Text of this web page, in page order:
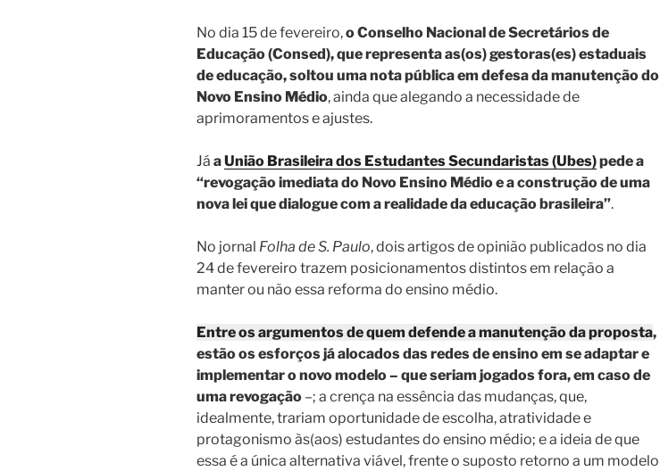
No dia 15 de fevereiro,o Conselho Nacional de Secretários de
Educação (Consed), que representa as(os) gestoras(es) estaduais
de educação, soltou uma nota pública em defesa da manutenção do
Novo Ensino Médio, ainda que alegando a necessidade de
aprimoramentos e ajustes.
Já aUnião Brasileira dos Estudantes Secundaristas (Ubes)pede a
“revogação imediata do Novo Ensino Médio e a construção de uma
nova lei que dialogue com a realidade da educação brasileira”.
No jornal Folha de S. Paulo, dois artigos de opinião publicados no dia
24 de fevereiro trazem posicionamentos distintos em relação a
manter ou não essa reforma do ensino médio.
Entre os argumentos de quem defende a manutenção da proposta,
estão os esforços já alocados das redes de ensino em se adaptar e
implementar o novo modelo – que seriam jogados fora, em caso de
uma revogação –; a crença na essência das mudanças, que,
idealmente, trariam oportunidade de escolha, atratividade e
protagonismo às(aos) estudantes do ensino médio; e a ideia de que
essa é a única alternativa viável, frente o suposto retorno a um modelo